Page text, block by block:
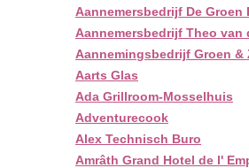
Aannemersbedrijf De Groen
Aannemersbedrijf Theo van
Aannemingsbedrijf Groen &
Aarts Glas
Ada Grillroom-Mosselhuis
Adventurecook
Alex Technisch Buro
Amrâth Grand Hotel de l'